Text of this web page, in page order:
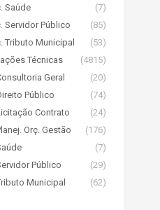
Saúde
(7)
Servidor Público
(85)
Tributo Municipal
(53)
Técnicas
(4815)
Geral
(20)
Público
(74)
Contrato
(24)
Orç. Gestão
(176)
(7)
Público
(29)
Municipal
(62)